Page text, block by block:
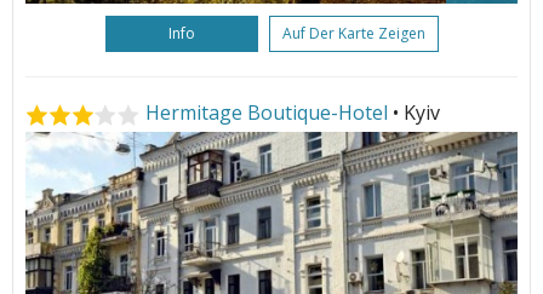
Info Auf Der Karte Zeigen
Hermitage Boutique-Hotel • Kyiv